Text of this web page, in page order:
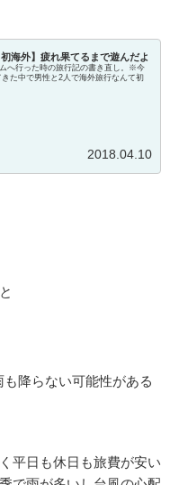
海外】疲れ果てるまで遊んだよ
へ行った時の旅行記の書き直し。※今
た中で男性と2人で海外旅行なんて初
2018.04.10
降らない可能性がある
平日も休日も旅費が安い